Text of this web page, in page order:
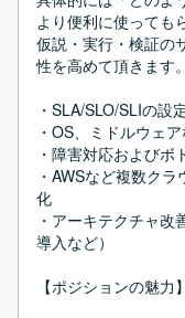
より便利に使っても
仮説・実行・検証の
性を高めて頂きます。
・SLA/SLO/SLIの設
・OS、ミドルウェ
・障害対応および
・AWSなど複数ク
化
・アーキテクチャ
導入など）
【ポジションの魅力】